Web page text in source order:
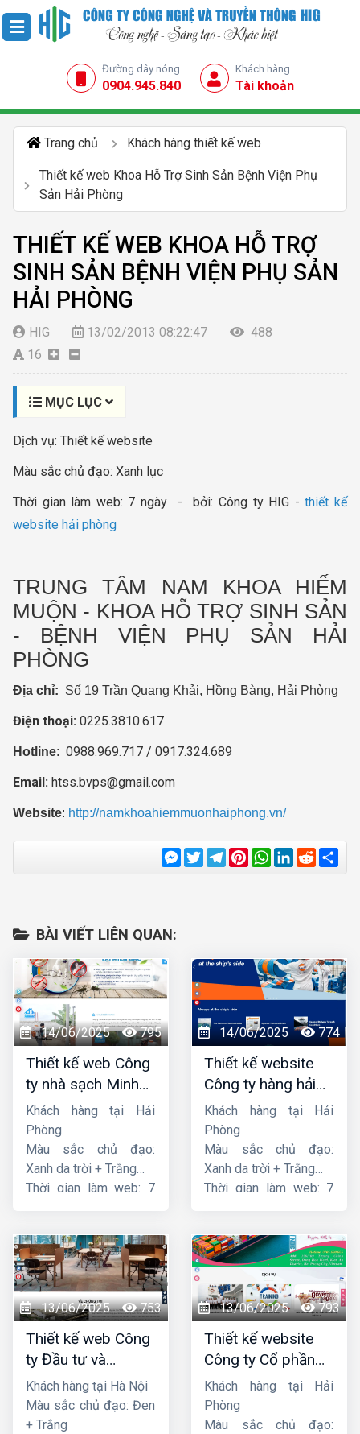
Đường dây nóng
0904.945.840
Khách hàng
Tài khoản
Trang chủ Khách hàng thiết kế web
Thiết kế web Khoa Hỗ Trợ Sinh Sản Bệnh Viện Phụ
Sản Hải Phòng
THIẾT KẾ WEB KHOA HỖ TRỢ
SINH SẢN BỆNH VIỆN PHỤ SẢN
HẢI PHÒNG
HIG 13/02/2013 08:22:47
488
16
MỤC LỤC
Dịch vụ: Thiết kế website
Màu sắc chủ đạo: Xanh lục
Thời gian làm web: 7 ngày - bởi: Công ty HIG -thiết kế
website hải phòng
TRUNG TÂM NAM KHOA HIẾM
MUỘN - KHOA HỖ TRỢ SINH SẢN
- BỆNH VIỆN PHỤ SẢN HẢI
PHÒNG
Địa chỉ: Số 19 Trần Quang Khải, Hồng Bàng, Hải Phòng
Điện thoại: 0225.3810.617
Hotline: 0988.969.717 / 0917.324.689
Email: htss.bvps@gmail.com
Website: http://namkhoahiemmuonhaiphong.vn/
Messenger
TwitterTelegram
Pinterest
WhatsApp
LinkedIn
Reddit
BÀI VIẾT LIÊN QUAN:
14/06/2025 795
Thiết kế web Công
ty nhà sạch Minh
Dương
Khách hàng tại Hải
Phòng
Màu sắc chủ đạo:
Xanh da trời + Trắng
Thời gian làm web: 7
14/06/2025 774
Thiết kế website
Công ty hàng hải
liên minh
Khách hàng tại Hải
Phòng
Màu sắc chủ đạo:
Xanh da trời + Trắng
Thời gian làm web: 7
13/06/2025 753
Thiết kế web Công
ty Đầu tư và
Thương mại Five-
Star
Khách hàng tại Hà Nội
Màu sắc chủ đạo: Đen
+ Trắng
13/06/2025 793
Thiết kế website
Công ty Cổ phần
dịch vụ hàng hải
Sen
Khách hàng tại Hải
Phòng
Màu sắc chủ đạo: